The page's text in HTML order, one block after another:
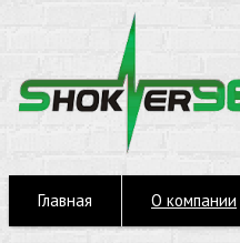
Главная О компании